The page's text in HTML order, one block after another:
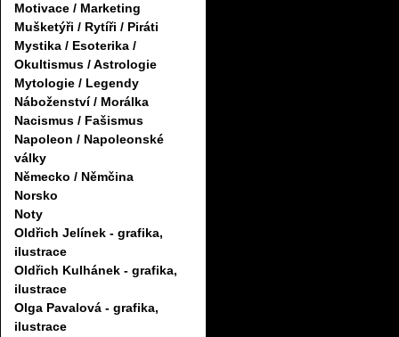
Motivace / Marketing
Mušketýři / Rytíři / Piráti
Mystika / Esoterika /
Okultismus / Astrologie
Mytologie / Legendy
Náboženství / Morálka
Nacismus / Fašismus
Napoleon / Napoleonské
války
Německo / Němčina
Norsko
Noty
Oldřich Jelínek - grafika,
ilustrace
Oldřich Kulhánek - grafika,
ilustrace
Olga Pavalová - grafika,
ilustrace